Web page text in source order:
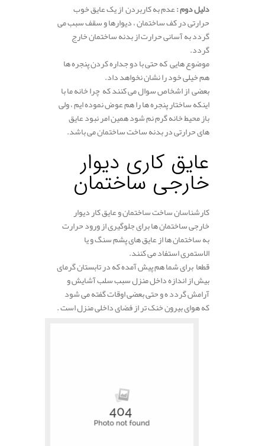
دلیل دوم :عدم به کاربردن از یک عایق خوب
حرارتی در کف ساختمان ، دیوارها و سقف سبب می
گردد به آسانی حرارت از بدنه ساختمان خارج
گردد.
موضوع هایی که حتی با دو جداره کردن پنجره ها
هم خیلی خود را نشان نخواهد داد.
بعضی از اشخاص سوال می کنند که چرا خانه ما با
اینکه ساختار پنجره ها را هم عوض نموده ایم ، ولی
باز محیط خانه گرم نم شود همین امر نبود عایق
های حرارتی در بدنه ساخت ساختمان می باشد.
عایق کاری دیوار
خارجی ساختمان
کارشناسان ساخت ساختمان و عایق کار دیوار
خارجی ساختمان ها برای جلوگیری از ورود حرارت
به ساختمان ها از عایق های پشم سنگ و یا
الاستمری استفاد می کنند.
قطعا برای شما هم پیش آمده که در تابستان گرمای
بیش از اندازه داخل منزل سبب سلب آشایش و
آرامش گردد ه و حتی بعضی اوقات گفته می شود
که هوای بیرون خنک تر از فضای داخلی منزل است .